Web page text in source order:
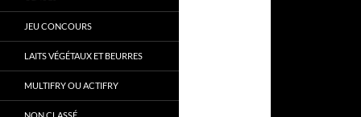
JEU CONCOURS
LAITS VÉGÉTAUX ET BEURRES
MULTIFRY OU ACTIFRY